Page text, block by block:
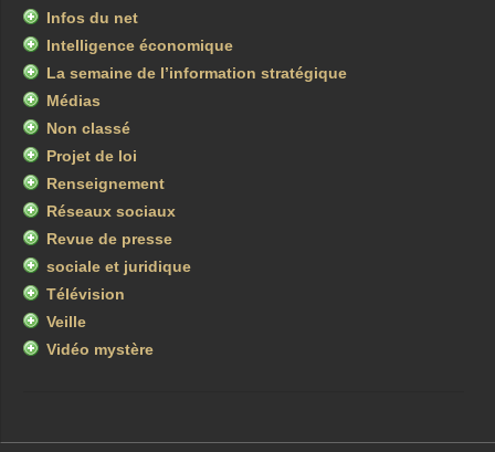
Infos du net
Intelligence économique
La semaine de l’information stratégique
Médias
Non classé
Projet de loi
Renseignement
Réseaux sociaux
Revue de presse
sociale et juridique
Télévision
Veille
Vidéo mystère